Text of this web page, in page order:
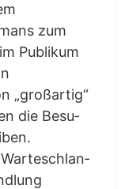
zum
Publi­kum
„groß­ar­tig“
die Besu­
War­te­schlan­